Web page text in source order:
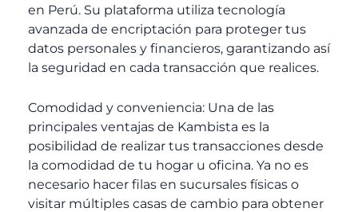
en Perú. Su plataforma utiliza tecnología
avanzada de encriptación para proteger tus
datos personales y financieros, garantizando así
la seguridad en cada transacción que realices.
Comodidad y conveniencia: Una de las
principales ventajas de Kambista es la
posibilidad de realizar tus transacciones desde
la comodidad de tu hogar u oficina. Ya no es
necesario hacer filas en sucursales físicas o
visitar múltiples casas de cambio para obtener